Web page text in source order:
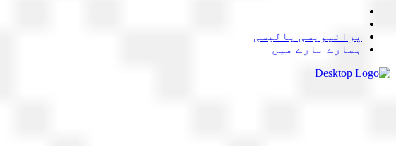
پرائیویسی پالیسی
ہمارے بارے میں